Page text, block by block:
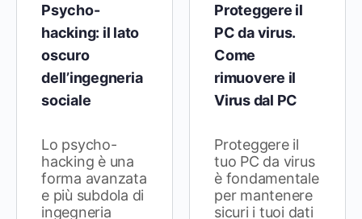
Psycho-
hacking: il lato
oscuro
dell’ingegneria
sociale
Lo psycho-
hacking è una
forma avanzata
e più subdola di
ingegneria
Proteggere il
PC da virus.
Come
rimuovere il
Virus dal PC
Proteggere il
tuo PC da virus
è fondamentale
per mantenere
sicuri i tuoi dati